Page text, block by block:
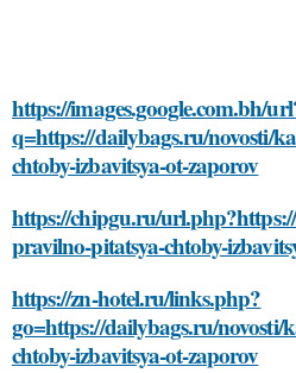
https://images.google.com.bh/
q=https://dailybags.ru/novosti/
chtoby-izbavitsya-ot-zaporov
https://chipgu.ru/
pravilno-pitatsya-chtoby-
https://zn-hotel.ru/links.php?
go=https://dailybags.ru/novosti/
chtoby-izbavitsya-ot-zaporov